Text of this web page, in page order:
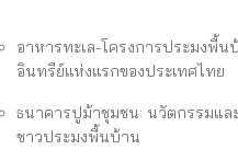
อาหารทะเล-โครงการประมงพื้
อินทรีย์แห่งแรกของประเทศไทย
ธนาคารปูม้าชุมชน: นวัตกรรมแ
ชาวประมงพื้นบ้าน